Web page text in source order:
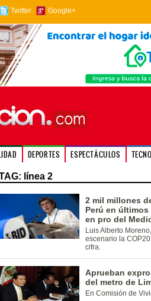
Twitter Google+
DEPORTES ESPECTÁCULOS
línea 2
2 mil millones
Perú en
en pro del
Luis Alberto
escenario la
cifra.
Aprueban
del metro de
En Comisión de